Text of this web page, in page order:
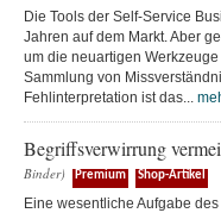
Die Tools der Self-Service
Jahren auf dem Markt. Aber
um die neuartigen
Sammlung von
Fehlinterpretation ist das...
Begriffsverwirrung
Binder)
Premium Shop-Artikel
Eine wesentliche Aufgabe